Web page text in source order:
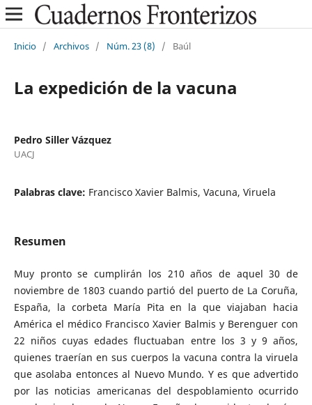
Inicio / Archivos / Núm. 23 (8) / Baúl
La expedición de la vacuna
Pedro Siller Vázquez
UACJ
Palabras clave: Francisco Xavier Balmis, Vacuna, Viruela
Resumen
Muy pronto se cumplirán los 210 años de aquel 30 de
noviembre de 1803 cuando partió del puerto de La Coruña,
España, la corbeta María Pita en la que viajaban hacia
América el médico Francisco Xavier Balmis y Berenguer con
22 niños cuyas edades fluctuaban entre los 3 y 9 años,
quienes traerían en sus cuerpos la vacuna contra la viruela
que asolaba entonces al Nuevo Mundo. Y es que advertido
por las noticias americanas del despoblamiento ocurrido